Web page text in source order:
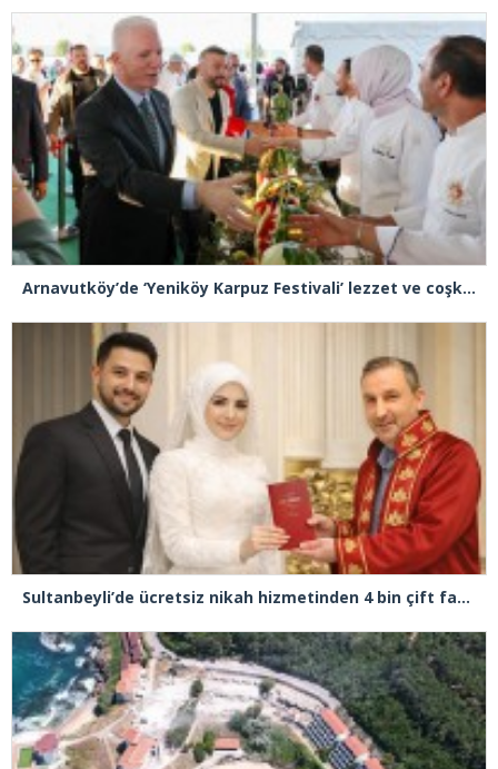
Arnavutköy’de ‘Yeniköy Karpuz Festivali’ lezzet ve coşkuya sahne oldu
Sultanbeyli’de ücretsiz nikah hizmetinden 4 bin çift faydalandı